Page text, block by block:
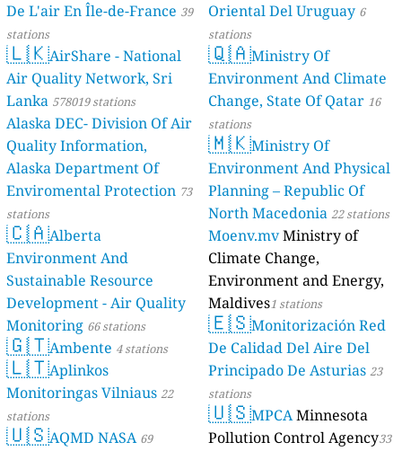
De L'air En Île-de-France 39
stations
🇱🇰AirShare - National
Air Quality Network, Sri
Lanka 578019 stations
Alaska DEC- Division Of Air
Quality Information,
Alaska Department Of
Enviromental Protection 73
stations
🇨🇦Alberta
Environment And
Sustainable Resource
Development - Air Quality
Monitoring 66 stations
🇬🇹Ambente 4 stations
🇱🇹Aplinkos
Monitoringas Vilniaus 22
stations
🇺🇸AQMD NASA 69
Oriental Del Uruguay 6
stations
🇶🇦Ministry Of
Environment And Climate
Change, State Of Qatar 16
stations
🇲🇰Ministry Of
Environment And Physical
Planning – Republic Of
North Macedonia 22 stations
Moenv.mvMinistry of
Climate Change,
Environment and Energy,
Maldives1 stations
🇪🇸Monitorización Red
De Calidad Del Aire Del
Principado De Asturias 23
stations
🇺🇸MPCAMinnesota
Pollution Control Agency33